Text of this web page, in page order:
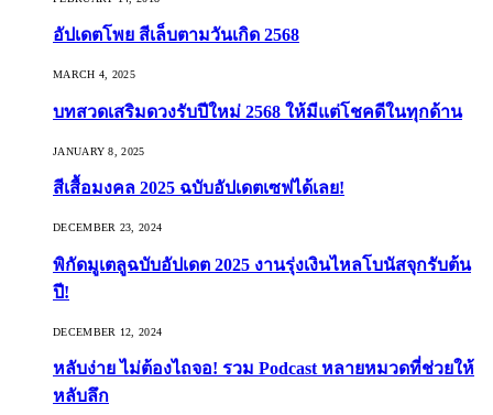
อัปเดตโพย สีเล็บตามวันเกิด 2568
MARCH 4, 2025
บทสวดเสริมดวงรับปีใหม่ 2568 ให้มีแต่โชคดีในทุกด้าน
JANUARY 8, 2025
สีเสื้อมงคล 2025 ฉบับอัปเดตเซฟได้เลย!
DECEMBER 23, 2024
พิกัดมูเตลูฉบับอัปเดต 2025 งานรุ่งเงินไหลโบนัสจุกรับต้น
ปี!
DECEMBER 12, 2024
หลับง่าย ไม่ต้องไถจอ! รวม Podcast หลายหมวดที่ช่วยให้
หลับลึก